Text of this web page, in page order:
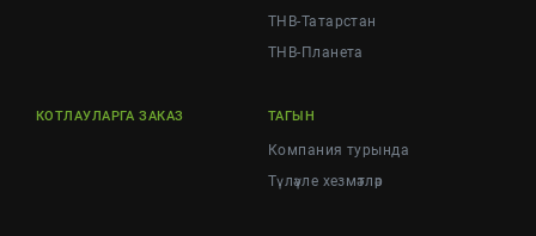
ТНВ-Татарстан
ТНВ-Планета
КОТЛАУЛАРГА ЗАКАЗ ТАГЫН
Компания турында
Түләүле хезмәтләр